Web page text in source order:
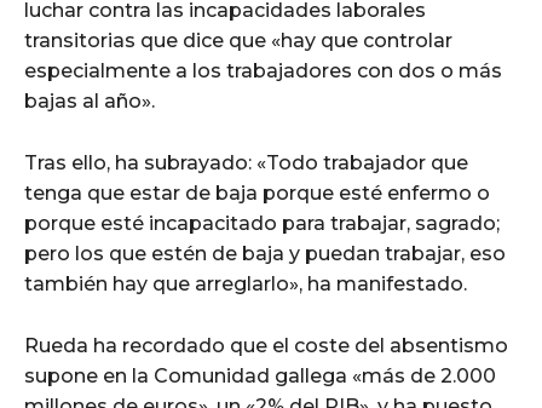
luchar contra las incapacidades laborales
transitorias que dice que «hay que controlar
especialmente a los trabajadores con dos o más
bajas al año».
Tras ello, ha subrayado: «Todo trabajador que
tenga que estar de baja porque esté enfermo o
porque esté incapacitado para trabajar, sagrado;
pero los que estén de baja y puedan trabajar, eso
también hay que arreglarlo», ha manifestado.
Rueda ha recordado que el coste del absentismo
supone en la Comunidad gallega «más de 2.000